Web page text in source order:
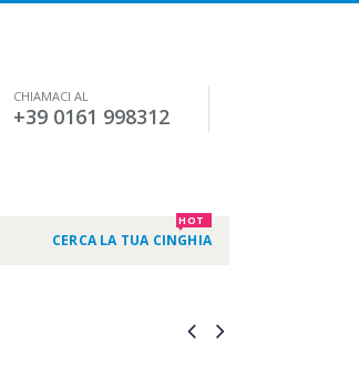
CHIAMACI AL
+39 0161 998312
CERCA LA TUA CINGHIA
HOT